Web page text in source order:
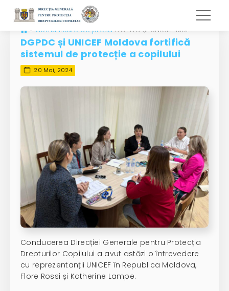
» Comunicate de presă DGPDC și UNICEF Moldova fortifică sistemul de protecție a copilului
DGPDC și UNICEF Moldova fortifică
sistemul de protecție a copilului
20 Mai, 2024
Conducerea Direcției Generale pentru Protecția
Drepturilor Copilului a avut astăzi o întrevedere
cu reprezentanții UNICEF în Republica Moldova,
Flore Rossi și Katherine Lampe.